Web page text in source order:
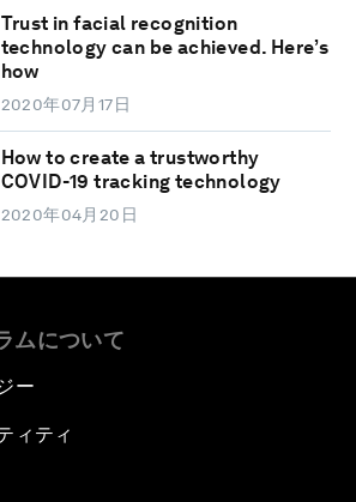
Trust in facial recognition
technology can be achieved. Here’s
how
2020年07月17日
How to create a trustworthy
COVID-19 tracking technology
2020年04月20日
ムについて
ー
ィティ